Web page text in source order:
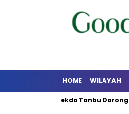
HOME WILAYAH
Empat, Sekda Tanbu Dorong